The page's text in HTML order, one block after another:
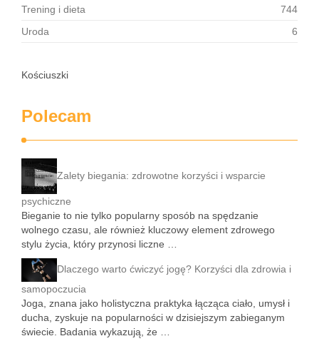
Trening i dieta
744
Uroda
6
Kościuszki
Polecam
Zalety biegania: zdrowotne korzyści i wsparcie
psychiczne
Bieganie to nie tylko popularny sposób na spędzanie
wolnego czasu, ale również kluczowy element zdrowego
stylu życia, który przynosi liczne …
Dlaczego warto ćwiczyć jogę? Korzyści dla zdrowia i
samopoczucia
Joga, znana jako holistyczna praktyka łącząca ciało, umysł i
ducha, zyskuje na popularności w dzisiejszym zabieganym
świecie. Badania wykazują, że …